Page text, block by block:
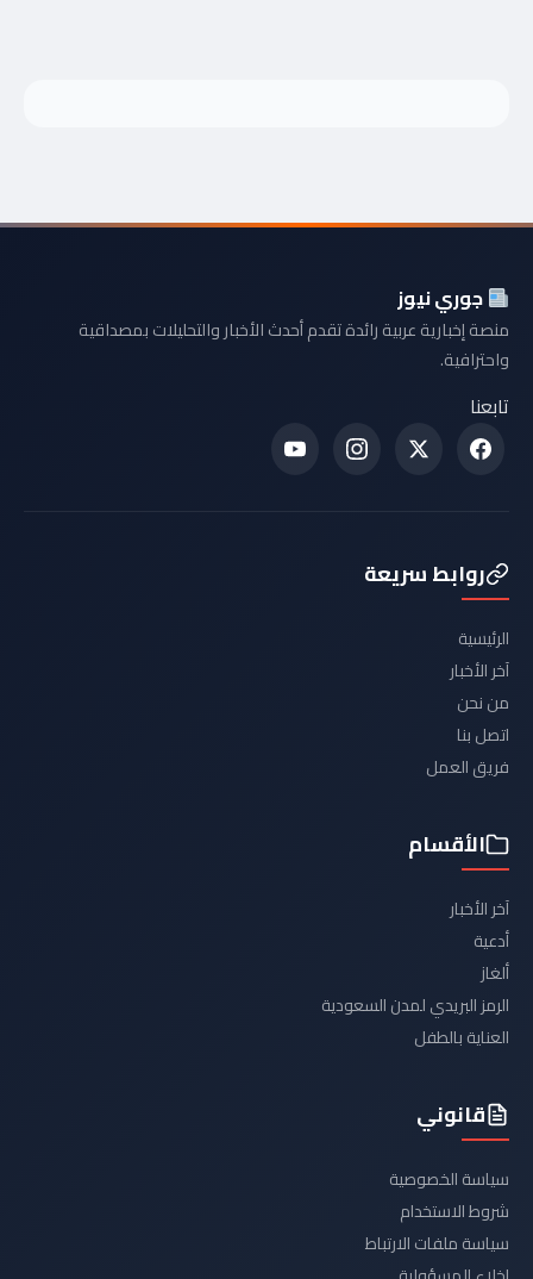
جوري نيوز
منصة إخبارية عربية رائدة تقدم أحدث الأخبار والتحليلات بمصداقية
واحترافية.
تابعنا
روابط سريعة
الرئيسية
آخر الأخبار
من نحن
اتصل بنا
فريق العمل
الأقسام
آخر الأخبار
أدعية
ألغاز
الرمز البريدي لمدن السعودية
العناية بالطفل
قانوني
سياسة الخصوصية
شروط الاستخدام
سياسة ملفات الارتباط